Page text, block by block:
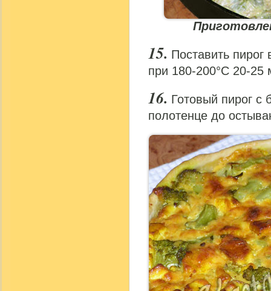
Поставить пирог
при 180-200°С 20-25
Готовый пирог с
полотенце до